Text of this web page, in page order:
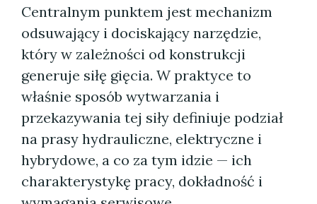
Centralnym punktem jest mechanizm
odsuwający i dociskający narzędzie,
który w zależności od konstrukcji
generuje siłę gięcia. W praktyce to
właśnie sposób wytwarzania i
przekazywania tej siły definiuje podział
na prasy hydrauliczne, elektryczne i
hybrydowe, a co za tym idzie — ich
charakterystykę pracy, dokładność i